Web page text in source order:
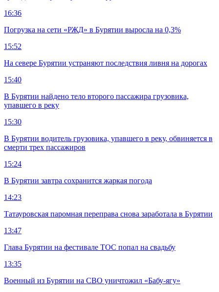
16:36
Погрузка на сети «РЖД» в Бурятии выросла на 0,3%
15:52
На севере Бурятии устраняют последствия ливня на дорогах
15:40
В Бурятии найдено тело второго пассажира грузовика,
упавшего в реку
15:30
В Бурятии водитель грузовика, упавшего в реку, обвиняется в
смерти трех пассажиров
15:24
В Бурятии завтра сохранится жаркая погода
14:23
Татауровская паромная переправа снова заработала в Бурятии
13:47
Глава Бурятии на фестивале ТОС попал на свадьбу
13:35
Военный из Бурятии на СВО уничтожил «Бабу-ягу»